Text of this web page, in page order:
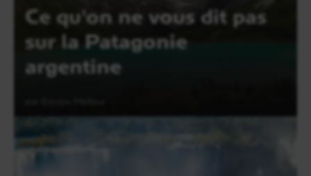
Ce qu'on ne vous dit pas
sur la Patagonie
argentine
Lire l'article